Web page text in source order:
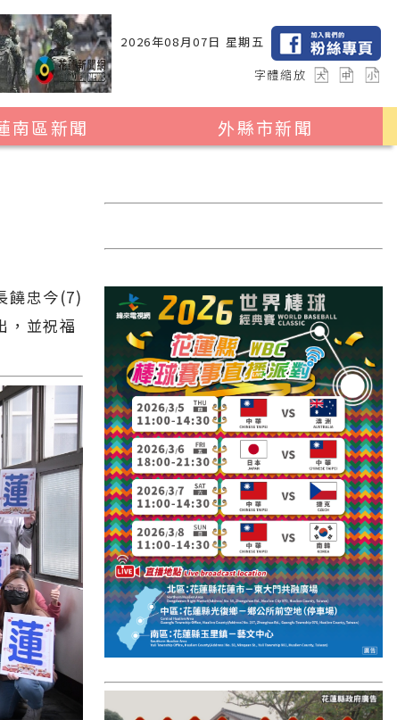
2026年08月07日 星期五
字體縮放
南區新聞
外縣市新聞
2024暑期夏令營專區
台中市
彰化縣
高雄市
國外報導
台東縣
關山鎮
苗栗縣
其他地區
新竹市
和平鄉
台南市
澎湖縣
饒忠今(7)
，並祝福